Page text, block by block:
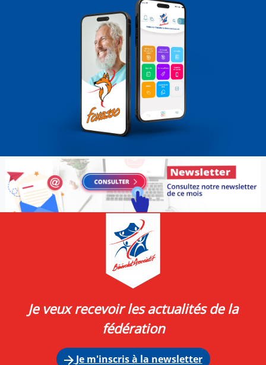
Je veux recevoir les actualités de la
fédération
Je m'inscris à la newsletter